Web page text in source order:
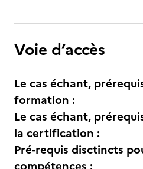
Voie d’accès
Le cas échant,
formation :
Le cas échant,
la certification :
Pré-requis disctincts